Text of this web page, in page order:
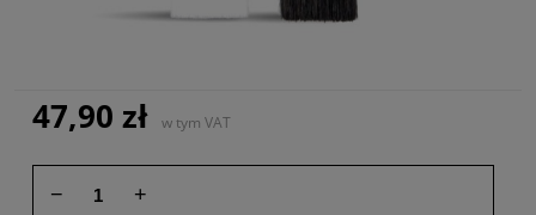
47,90 zł w tym VAT
− +